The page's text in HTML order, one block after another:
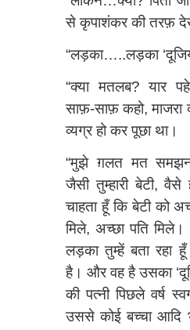
से कृपाशंकर की तरफ़
“लड़का…..लड़का
“क्या मतलब? यार
साफ़-साफ़ कहो, माजरा
व्यग्र हो कर पूछा था।
“मुझे ग़लत मत समझना
जैसी तुम्हारी बेटी, वैसे
चाहता हूँ कि बेटी को
मिले, अच्छा पति
लड़का तुम्हें बता रहा
है। और वह है उसका
की पत्‍नी पिछले वर्ष
उससे कोई बच्चा आदि